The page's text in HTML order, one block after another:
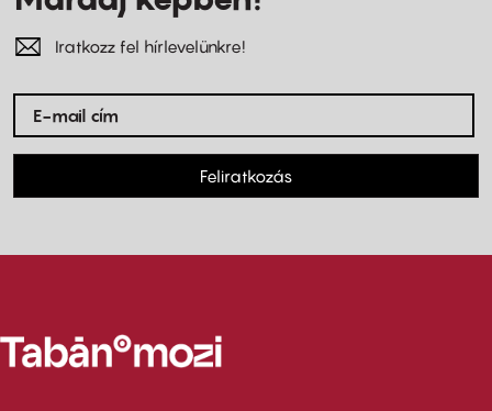
Iratkozz fel hírlevelünkre!
Feliratkozás